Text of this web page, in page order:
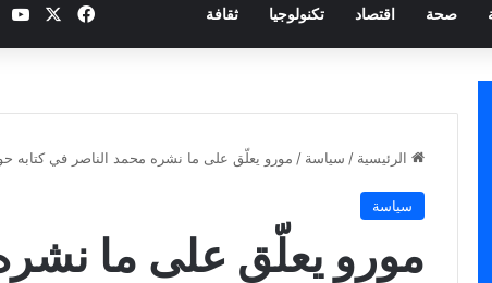
صحة اقتصاد تكنولوجيا ثقافة فيسبوك
الرئيسية / سياسة / مورو يعلّق على ما نشره محمد الناصر في كتابه
سياسة
مورو يعلّق على ما